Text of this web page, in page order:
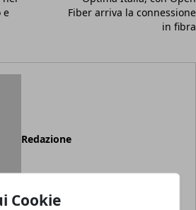
Cookie
e
Fiber arriva la connessione
in fibra
Redazione